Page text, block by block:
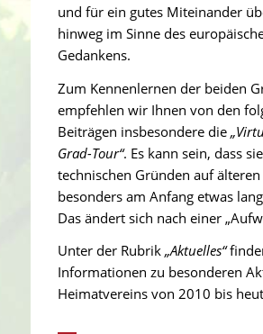
und für ein gutes Miteinander
hinweg im Sinne des
Gedankens.
Zum Kennenlernen der beiden
empfehlen wir Ihnen von den
Beiträgen insbesondere die
Grad-Tour“. Es kann sein, dass
technischen Gründen auf älteren
besonders am Anfang etwas
Das ändert sich nach einer
Unter der Rubrik „Aktuelles“
Informationen zu besonderen
Heimatvereins von 2010 bis